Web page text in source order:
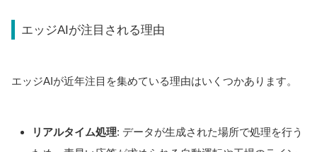
エッジAIが注目される理由
エッジAIが近年注目を集めている理由はいくつかあります。
リアルタイム処理: データが生成された場所で処理を行う